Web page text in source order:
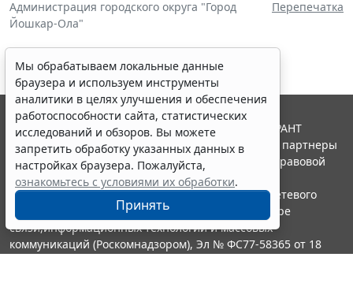
Администрация городского округа "Город
Йошкар-Ола"
Перепечатка
Мы обрабатываем локальные данные
браузера и используем инструменты
аналитики в целях улучшения и обеспечения
работоспособности сайта, статистических
исследований и обзоров. Вы можете
запретить обработку указанных данных в
настройках браузера. Пожалуйста,
ознакомьтесь с условиями их обработки.
Принять
© ООО "НПП "ГАРАНТ-СЕРВИС", 2026. Система ГАРАНТ
выпускается с 1990 года. Компания "Гарант" и ее партнеры
являются участниками Российской ассоциации правовой
информации ГАРАНТ.
Портал ГАРАНТ.РУ зарегистрирован в качестве сетевого
издания Федеральной службой по надзору в сфере
связи,информационных технологий и массовых
коммуникаций (Роскомнадзором), Эл № ФС77-58365 от 18